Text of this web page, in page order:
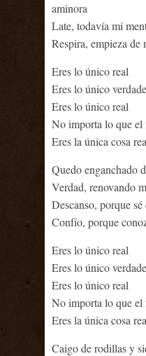
aminora
Late, todavía mi
Respira, empieza de
Eres lo único real
Eres lo único
Eres lo único real
No importa lo que el
Eres la única cosa
Quedo enganchado
Verdad, renovando
Descanso, porque
Confío, porque
Eres lo único real
Eres lo único
Eres lo único real
No importa lo que el
Eres la única cosa
Caigo de rodillas y